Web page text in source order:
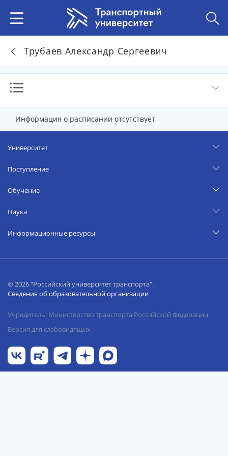
Трубаев Александр Сергеевич
Информация о расписании отсутствует
Университет
Поступление
Обучение
Наука
Информационные ресурсы
© 2026 "Российский университет транспорта".
Сведения об образовательной организации
Учредитель: Министерство транспорта Российской Федерации
Версия для слабовидящих